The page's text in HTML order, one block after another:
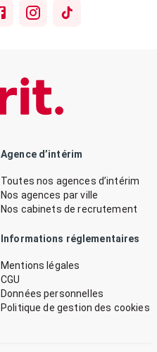
Agence d’intérim
Toutes nos agences d’intérim
Nos agences par ville
Nos cabinets de recrutement
Informations réglementaires
Mentions légales
CGU
Données personnelles
Politique de gestion des cookies